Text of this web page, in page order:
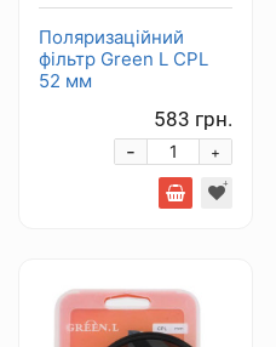
Поляризаційний
фільтр Green L CPL
52 мм
583 грн.
+
-